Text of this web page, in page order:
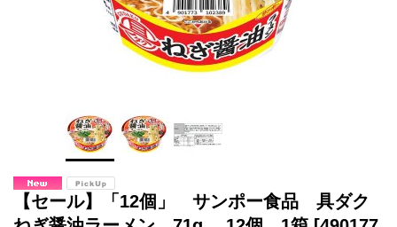
【セール】「12個」 サンポー食品 具ダク